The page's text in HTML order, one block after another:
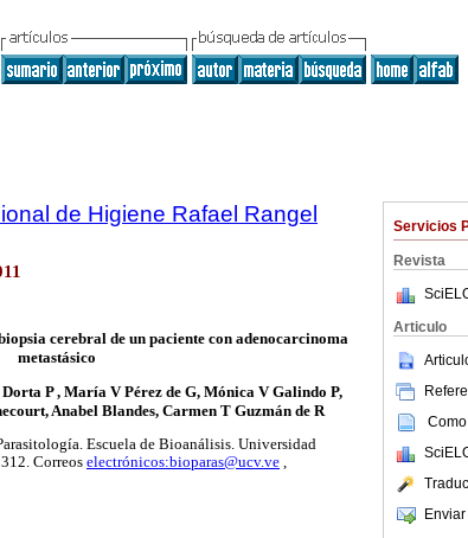
Servicios
Revista
Articulo
de Higiene Rafael Rangel
cerebral de un paciente con adenocarcinoma
metastásico
P , María V Pérez de G, Mónica V Galindo P,
Anabel Blandes, Carmen T Guzmán de R
Escuela de Bioanálisis. Universidad
Correos electrónicos:bioparas@ucv.ve ,